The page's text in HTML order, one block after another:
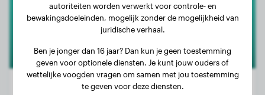
autoriteiten worden verwerkt voor controle- en
bewakingsdoeleinden, mogelijk zonder de mogelijkheid van
juridische verhaal.
Ben je jonger dan 16 jaar? Dan kun je geen toestemming
geven voor optionele diensten. Je kunt jouw ouders of
wettelijke voogden vragen om samen met jou toestemming
te geven voor deze diensten.